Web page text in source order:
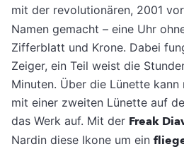
mit der revolutionären, 2001
Namen gemacht – eine Uhr
Zifferblatt und Krone. Dabei
Zeiger, ein Teil weist die
Minuten. Über die Lünette kann
mit einer zweiten Lünette auf
das Werk auf. Mit der Freak
Nardin diese Ikone um ein